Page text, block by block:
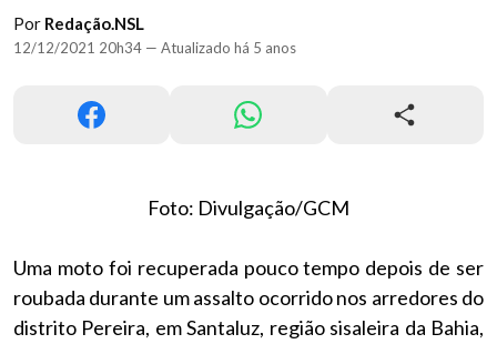
Por Redação.NSL
12/12/2021 20h34 — Atualizado há 5 anos
Foto: Divulgação/GCM
Uma moto foi recuperada pouco tempo depois de ser
roubada durante um assalto ocorrido nos arredores do
distrito Pereira, em Santaluz, região sisaleira da Bahia,